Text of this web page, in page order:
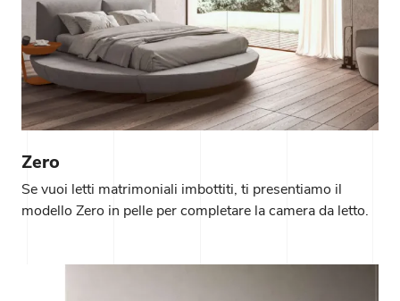
Zero
Se vuoi letti matrimoniali imbottiti, ti presentiamo il
modello Zero in pelle per completare la camera da letto.